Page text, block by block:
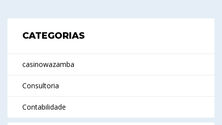
CATEGORIAS
casinowazamba
Consultoria
Contabilidade